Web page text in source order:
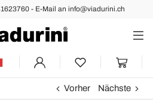
- E-Mail an info@viadurini.ch
Vorher Nächste